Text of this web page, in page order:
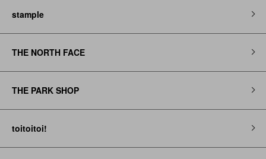
stample
THE NORTH FACE
THE PARK SHOP
toitoitoi!